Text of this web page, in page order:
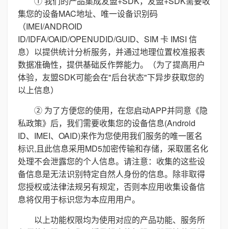
集您的设备MAC地址、唯一设备识别码
（IMEI/ANDROID
ID/IDFA/OAID/OPENUDID/GUID、SIM 卡 IMSI 信
息）以提供统计分析服务，并通过地理位置校准报表
数据准确性，提供基础反作弊能力。（为了提高用户
体验，友盟SDK可能会在"后台状态"下异步获取您的
以上信息）
② 为了方便您的使用，在您启动APP并同意《隐
私政策》后，我们需要收集您的设备信息(Android
ID、IMEI、OAID)来作为您使用我们服务的唯一匿名
标识,且此信息采用MD5加密传输和存储，采取匿名化
处理不会泄露您的个人信息。请注意：收集的这些设
备信息是无法识别特定自然人身份的信息。除非取得
您授权或法律法规另有规定，否则本应用收集设备信
息将仅用于标识您为本应用用户。
以上功能权限均为使用对应的产品功能、服务所